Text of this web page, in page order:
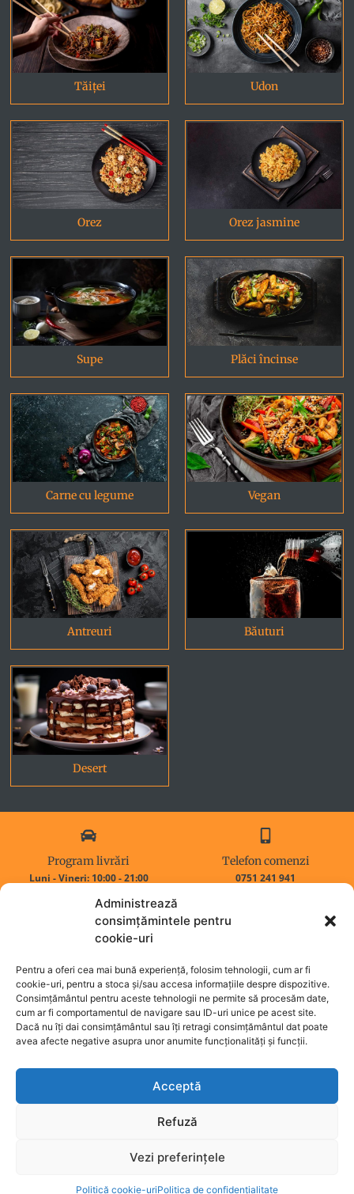
Administrează
consimțămintele pentru
cookie-uri
Pentru a oferi cea mai bună experiență, folosim tehnologii, cum ar fi
cookie-uri, pentru a stoca și/sau accesa informațiile despre dispozitive.
Consimțământul pentru aceste tehnologii ne permite să procesăm date,
cum ar fi comportamentul de navigare sau ID-uri unice pe acest site.
Dacă nu îți dai consimțământul sau îți retragi consimțământul dat poate
avea afecte negative asupra unor anumite funcționalități și funcții.
Acceptă
Refuză
Vezi preferințele
Politică cookie-uriPolitica de confidențialitate
Tăiței Udon
Orez Orez jasmine
Supe Plăci încinse
Carne cu legume Vegan
Antreuri Băuturi
Desert
Program livrări
Luni - Vineri: 10:00 - 21:00
Telefon comenzi
0751 241 941
Adresa noastră
Acasa
Despre noi
Aria de livrare
Termeni și condiții